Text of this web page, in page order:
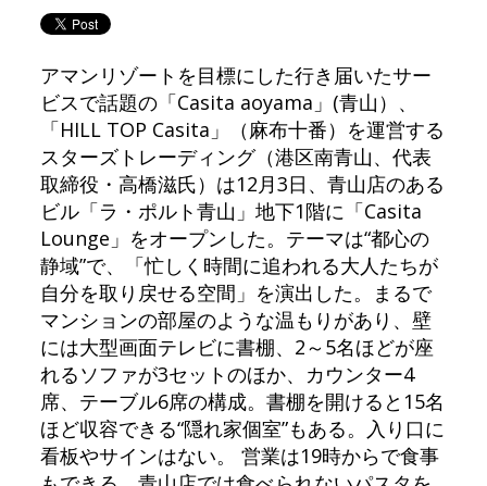
アマンリゾートを目標にした行き届いたサー
ビスで話題の「Casita aoyama」(青山）、
「HILL TOP Casita」（麻布十番）を運営する
スターズトレーディング（港区南青山、代表
取締役・高橋滋氏）は12月3日、青山店のある
ビル「ラ・ポルト青山」地下1階に「Casita
Lounge」をオープンした。テーマは“都心の
静域”で、「忙しく時間に追われる大人たちが
自分を取り戻せる空間」を演出した。まるで
マンションの部屋のような温もりがあり、壁
には大型画面テレビに書棚、2～5名ほどが座
れるソファが3セットのほか、カウンター4
席、テーブル6席の構成。書棚を開けると15名
ほど収容できる“隠れ家個室”もある。入り口に
看板やサインはない。 営業は19時からで食事